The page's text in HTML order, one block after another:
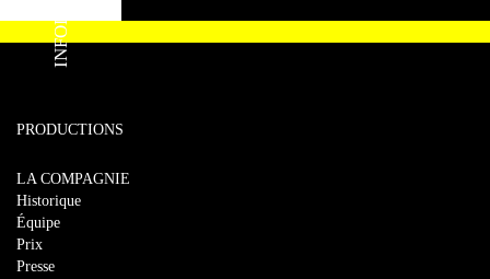
PRODUCTIONS
LA COMPAGNIE
Historique
Équipe
Prix
Presse